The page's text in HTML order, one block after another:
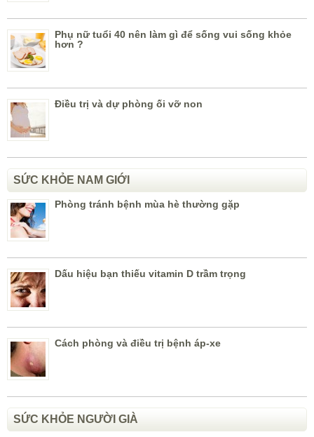
Phụ nữ tuổi 40 nên làm gì để sống vui sống khỏe
hơn ?
Điều trị và dự phòng ối vỡ non
SỨC KHỎE NAM GIỚI
Phòng tránh bệnh mùa hè thường gặp
Dấu hiệu bạn thiếu vitamin D trầm trọng
Cách phòng và điều trị bệnh áp-xe
SỨC KHỎE NGƯỜI GIÀ